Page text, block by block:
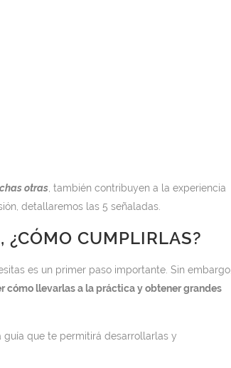
otras , también contribuyen a la experiencia
detallaremos las 5 señaladas.
¿CÓMO CUMPLIRLAS?
es un primer paso importante. Sin embargo,
cómo llevarlas a la práctica y obtener grandes
que te permitirá desarrollarlas y